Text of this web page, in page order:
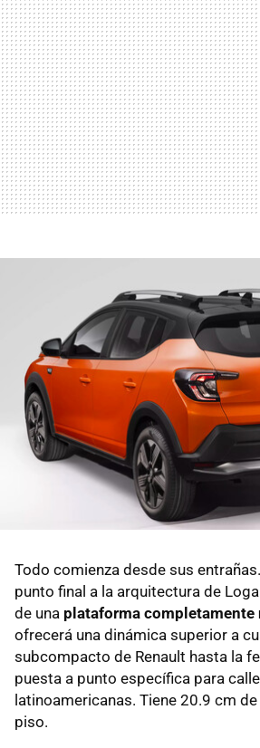
Todo comienza desde sus
punto final a la arquitectura de
de una plataforma completamente
ofrecerá una dinámica superior a
subcompacto de Renault hasta la
puesta a punto específica para
latinoamericanas. Tiene 20.9 cm
piso.